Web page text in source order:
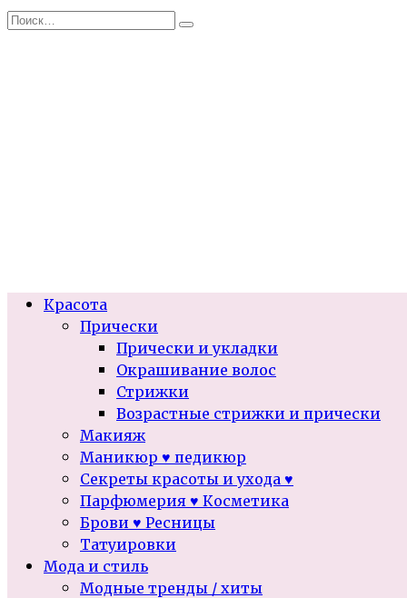
Перейти
Search
Красота
Прически
Прически и укладки
Окрашивание волос
Стрижки
Возрастные стрижки и прически
Макияж
Маникюр ♥ педикюр
Секреты красоты и ухода ♥
Парфюмерия ♥ Косметика
Брови ♥ Ресницы
Татуировки
Мода и стиль
Модные тренды / хиты